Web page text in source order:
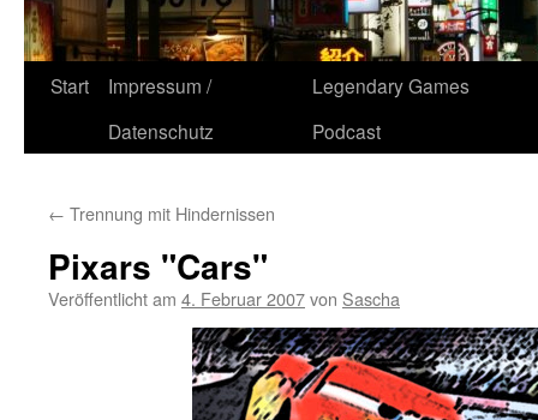
Start
Impressum /
Datenschutz
Legendary Games
Podcast
← Trennung mit Hindernissen
Pixars "Cars"
Veröffentlicht am 4. Februar 2007von Sascha